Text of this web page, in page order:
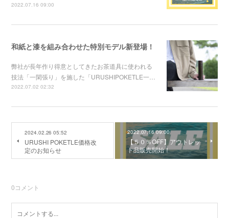
2022.07.16 09:00
和紙と漆を組み合わせた特別モデル新登場！
弊社が長年作り得意としてきたお茶道具に使われる
技法「一閑張り」を施した「URUSHIPOKETLE一…
2022.07.02 02:32
2024.02.26 05:52
URUSHI POKETLE価格改
定のお知らせ
2022.07.16 09:00
【５０％OFF】アウトレッ
ト品販売開始！
0コメント